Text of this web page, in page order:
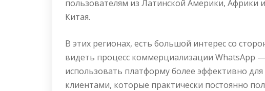
пользователям из Латинской Америки, Африки
Китая.
В этих регионах, есть большой интерес со
видеть процесс коммерциализации WhatsApp
использовать платформу более эффективно
клиентами, которые практически постоянно